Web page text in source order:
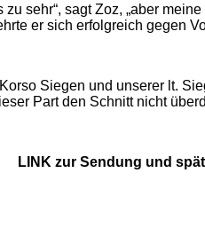
sehr“, sagt Zoz, „aber
er sich erfolgreich gegen
Siegen und unserer lt.
Part den Schnitt nicht
LINK zur Sendung und